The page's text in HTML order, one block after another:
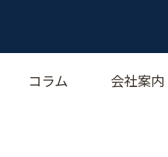
コラム 会社案内